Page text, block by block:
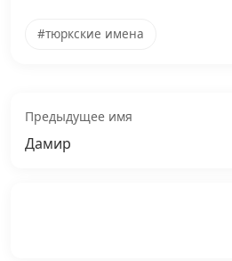
#тюркские имена
Предыдущее имя
Дамир